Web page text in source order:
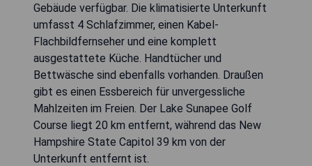
Gebäude verfügbar. Die klimatisierte Unterkunft
umfasst 4 Schlafzimmer, einen Kabel-
Flachbildfernseher und eine komplett
ausgestattete Küche. Handtücher und
Bettwäsche sind ebenfalls vorhanden. Draußen
gibt es einen Essbereich für unvergessliche
Mahlzeiten im Freien. Der Lake Sunapee Golf
Course liegt 20 km entfernt, während das New
Hampshire State Capitol 39 km von der
Unterkunft entfernt ist.